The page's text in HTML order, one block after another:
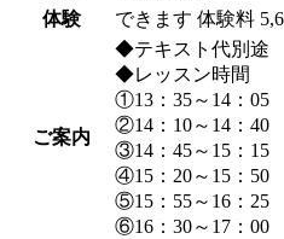
体験
できます 体験料
ご案内
◆テキスト代別途
◆レッスン時間
①13：35～14：05
②14：10～14：40
③14：45～15：15
④15：20～15：50
⑤15：55～16：25
⑥16：30～17：00